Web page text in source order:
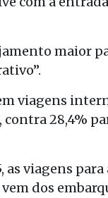
maior
viagens
28,4%
as viagens
dos